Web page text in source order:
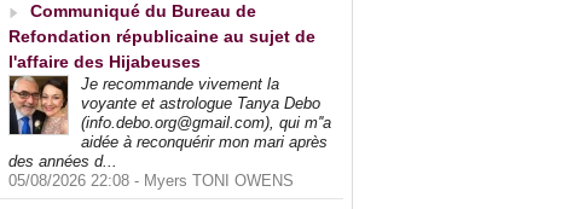
Communiqué du Bureau de
Refondation républicaine au sujet de
l'affaire des Hijabeuses
Je recommande vivement la
voyante et astrologue Tanya Debo
(info.debo.org@gmail.com), qui m''a
aidée à reconquérir mon mari après
des années d...
05/08/2026 22:08 - Myers TONI OWENS